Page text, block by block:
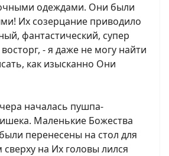
одеждами. Они были
Их созерцание приводило
фантастический, супер
- я даже не могу найти
как изысканно Они
началась пушпа-
Маленькие Божества
перенесены на стол для
на Их головы лился